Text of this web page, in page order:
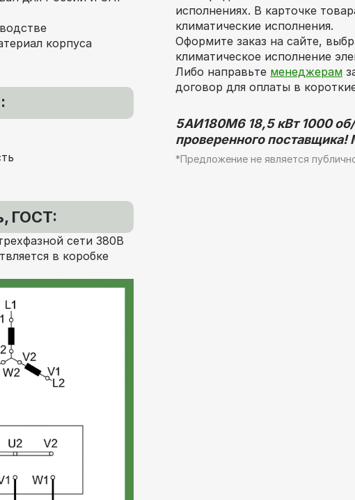
корпуса
ГОСТ:
сети 380В
в коробке
исполнениях. В карточке
климатические исполнения.
Оформите заказ на сайте,
климатическое исполнение
Либо направьте менеджерам
договор для оплаты в
5АИ180M6 18,5 кВт 1000
проверенного
*Предложение не является